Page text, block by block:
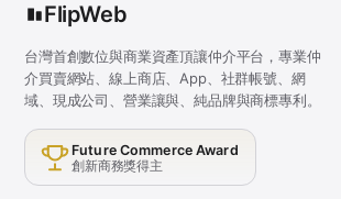
FlipWeb
台灣首創數位與商業資產頂讓仲介平台，專業仲
介買賣網站、線上商店、App、社群帳號、網
域、現成公司、營業讓與、純品牌與商標專利。
Future Commerce Award
創新商務獎得主